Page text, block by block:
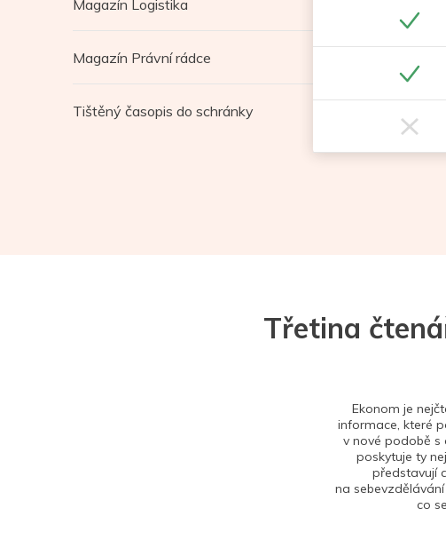
Magazín Logistika
Magazín Právní rádce
Tištěný časopis do schránky
Třetina
Ekonom je
informace, které
v nové podobě s
poskytuje ty
představují
na
co